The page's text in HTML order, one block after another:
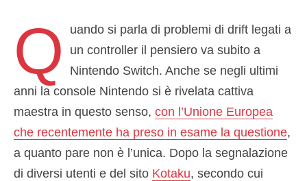
Q
uando si parla di problemi di drift legati a
un controller il pensiero va subito a
Nintendo Switch. Anche se negli ultimi
anni la console Nintendo si è rivelata cattiva
maestra in questo senso, con l’Unione Europea
che recentemente ha preso in esame la questione,
a quanto pare non è l’unica. Dopo la segnalazione
di diversi utenti e del sito Kotaku, secondo cui